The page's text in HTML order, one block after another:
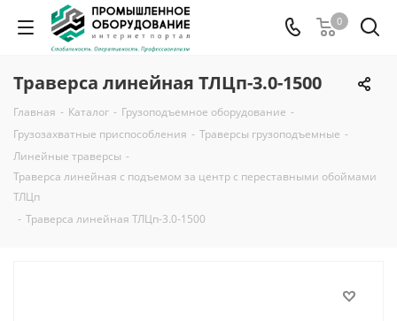
0
Траверса линейная ТЛЦп-3.0-1500
Главная - Каталог - Грузоподъемное оборудование -
Грузозахватные приспособления - Траверсы грузоподъемные -
Линейные траверсы -
Траверса линейная с подъемом за центр с переставными обоймами
ТЛЦп
- Траверса линейная ТЛЦп-3.0-1500